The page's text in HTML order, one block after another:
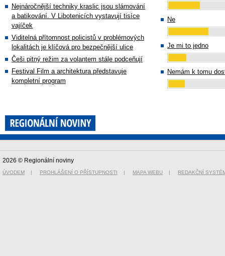
Nejnáročnější techniky kraslic jsou slámování
a batikování. V Libotenicích vystavují tisíce
vajíček
Viditelná přítomnost policistů v problémových
lokalitách je klíčová pro bezpečnější ulice
Češi pitný režim za volantem stále podceňují
Festival Film a architektura představuje
kompletní program
Ne
Je mi to jedno
Nemám k tomu
2026 © Regionální noviny
ÚVODEM | PROHLÁŠENÍ O PŘÍSTUPNOSTI | MAPA WEBU | REDAKČNÍ